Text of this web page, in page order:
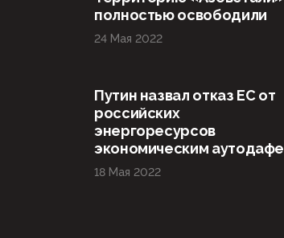
полностью освободили
24 Мая 2022
Путин назвал отказ ЕС от
российских
энергоресурсов
экономическим аутодафе
18 Мая 2022